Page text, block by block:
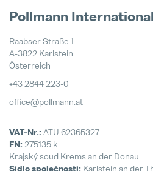
Pollmann
Raabser Straße 1
A-3822 Karlstein
Österreich
+43 2844 223-0
office@pollmann.at
VAT-Nr.: ATU 62365327
FN: 275135 k
Krajský soud Krems an der Donau
Sídlo společnosti: Karlstein an der